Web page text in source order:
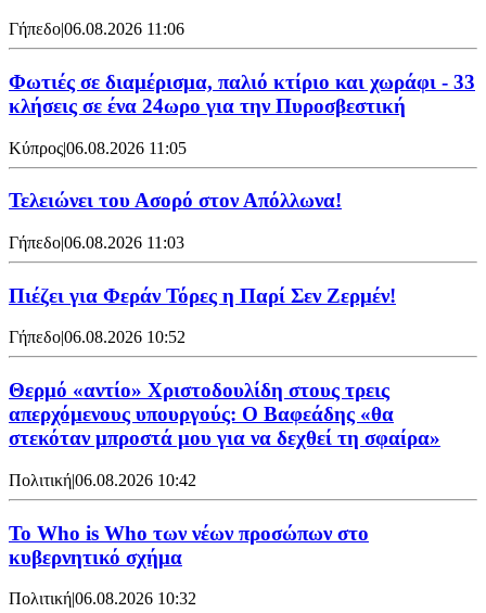
Γήπεδο|06.08.2026 11:06
Φωτιές σε διαμέρισμα, παλιό κτίριο και χωράφι - 33
κλήσεις σε ένα 24ωρο για την Πυροσβεστική
Κύπρος|06.08.2026 11:05
Τελειώνει του Ασορό στον Απόλλωνα!
Γήπεδο|06.08.2026 11:03
Πιέζει για Φεράν Τόρες η Παρί Σεν Ζερμέν!
Γήπεδο|06.08.2026 10:52
Θερμό «αντίο» Χριστοδουλίδη στους τρεις
απερχόμενους υπουργούς: Ο Βαφεάδης «θα
στεκόταν μπροστά μου για να δεχθεί τη σφαίρα»
Πολιτική|06.08.2026 10:42
Το Who is Who των νέων προσώπων στο
κυβερνητικό σχήμα
Πολιτική|06.08.2026 10:32